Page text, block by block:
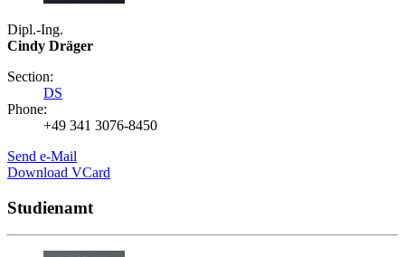
Dipl.-Ing.
Cindy Dräger
Section:
DS
Phone:
+49 341 3076-8450
Send e-Mail
Download VCard
Studienamt